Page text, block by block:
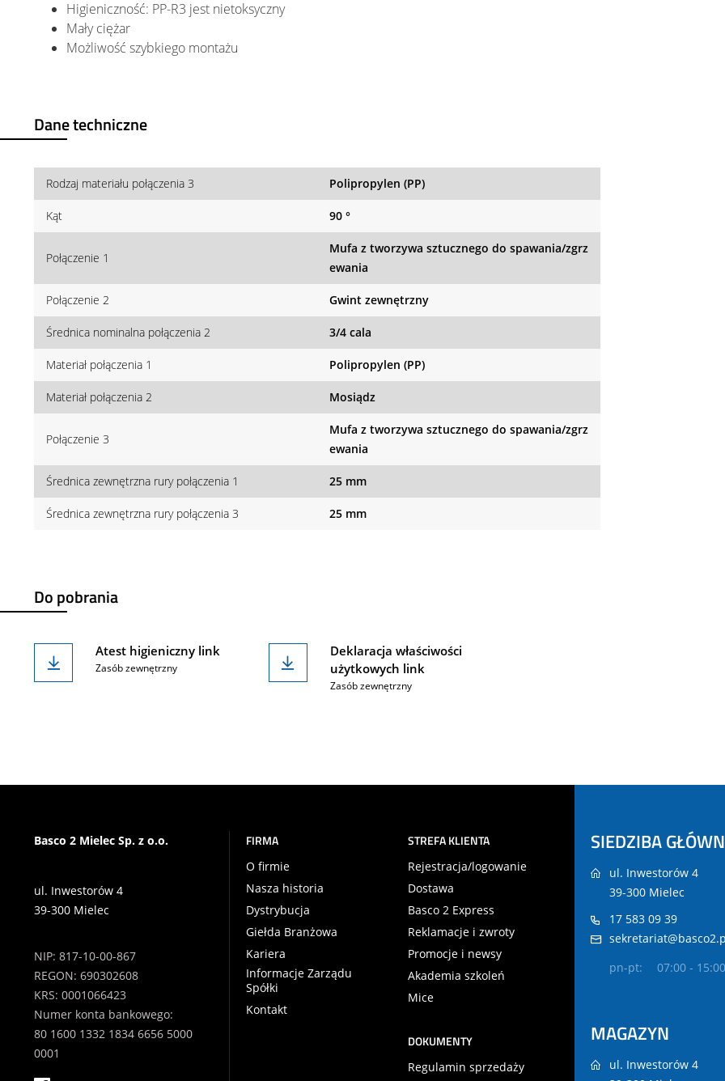
Higieniczność: PP-R3 jest nietoksyczny
Mały ciężar
Możliwość szybkiego montażu
Dane techniczne
Rodzaj materiału połączenia 3 Polipropylen (PP)
Kąt 90 °
Połączenie 1
Mufa z tworzywa sztucznego do spawania/zgrz
ewania
Połączenie 2 Gwint zewnętrzny
Średnica nominalna połączenia 2 3/4 cala
Materiał połączenia 1 Polipropylen (PP)
Materiał połączenia 2 Mosiądz
Połączenie 3
Mufa z tworzywa sztucznego do spawania/zgrz
ewania
Średnica zewnętrzna rury połączenia 1 25 mm
Średnica zewnętrzna rury połączenia 3 25 mm
Do pobrania
Atest higieniczny link
Zasób zewnętrzny
Deklaracja właściwości
użytkowych link
Zasób zewnętrzny
Basco 2 Mielec Sp. z o.o.
ul. Inwestorów 4
39-300 Mielec
NIP: 817-10-00-867
REGON: 690302608
KRS: 0001066423
Numer konta bankowego:
80 1600 1332 1834 6656 5000
0001
FIRMA
O firmie
Nasza historia
Dystrybucja
Giełda Branżowa
Kariera
Informacje Zarządu
Spółki
Kontakt
STREFA KLIENTA
Rejestracja/logowanie
Dostawa
Basco 2 Express
Reklamacje i zwroty
Promocje i newsy
Akademia szkoleń
Mice
DOKUMENTY
Regulamin sprzedaży
SIEDZIBA
ul. Inwestorów 4
39-300 Mielec
17 583 09 39
pn-pt:
07:00 - 15:00
MAGAZYN
ul. Inwestorów 4